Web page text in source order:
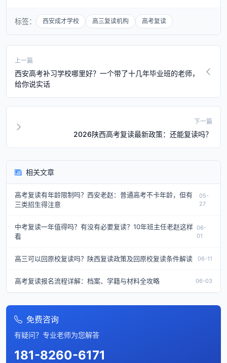
标签： 西安成才学校 高三复读机构 高考复读
上一篇
西安高考补习学校哪里好？一个带了十几年毕业班的老师，
给你说实话
下一篇
2026陕西高考复读最新政策：还能复读吗？
相关文章
高考复读有年龄限制吗？西安老赵：普通高考不卡年龄，但有
三类招生得注意
05-
27
中考复读一年值得吗？有没有必要复读？10年班主任老赵这样
看
06-
01
高三可以回原校复读吗？陕西复读政策及回原校复读条件解读 06-11
高考复读报名流程详解：档案、学籍与材料全攻略 06-03
免费咨询
有疑问？专业老师为您解答
181-8260-6171